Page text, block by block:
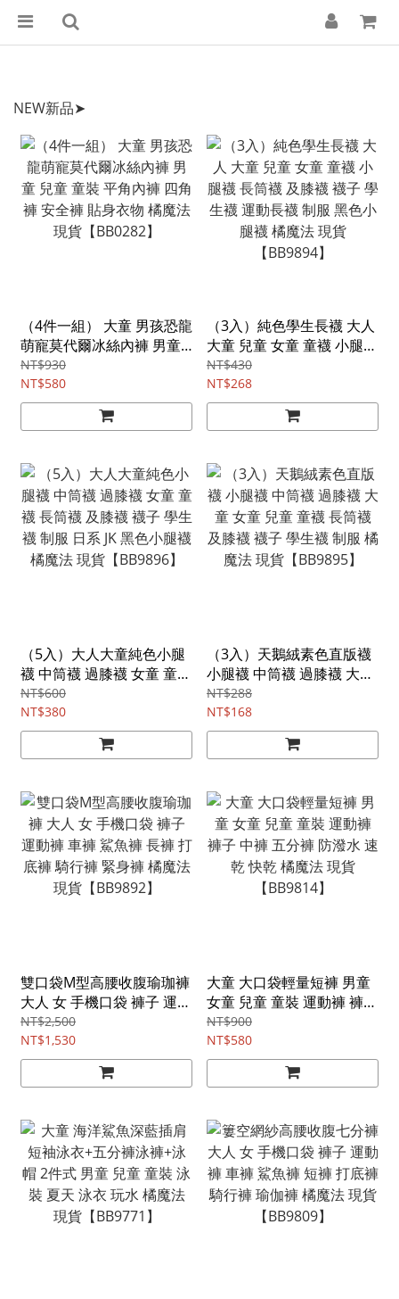
NEW新品➤
（4件一組） 大童 男孩恐龍
萌寵莫代爾冰絲內褲 男童
兒童 童裝 平角內褲 四角褲
安全褲 貼身衣物 橘魔法 現
貨【BB0282】
NT$930
NT$580
（3入）純色學生長襪 大人
大童 兒童 女童 童襪 小腿襪
長筒襪 及膝襪 襪子 學生襪
運動長襪 制服 黑色小腿襪
橘魔法 現貨【BB9894】
NT$430
NT$268
（5入）大人大童純色小腿
襪 中筒襪 過膝襪 女童 童襪
長筒襪 及膝襪 襪子 學生襪
制服 日系 JK 黑色小腿襪 橘
魔法 現貨【BB9896】
NT$600
NT$380
（3入）天鵝絨素色直版襪
小腿襪 中筒襪 過膝襪 大童
女童 兒童 童襪 長筒襪 及膝
襪 襪子 學生襪 制服 橘魔法
現貨【BB9895】
NT$288
NT$168
雙口袋M型高腰收腹瑜珈褲
大人 女 手機口袋 褲子 運動
褲 車褲 鯊魚褲 長褲 打底褲
騎行褲 緊身褲 橘魔法 現貨
【BB9892】
NT$2,500
NT$1,530
大童 大口袋輕量短褲 男童
女童 兒童 童裝 運動褲 褲子
中褲 五分褲 防潑水 速乾 快
乾 橘魔法 現貨【BB9814】
NT$900
NT$580